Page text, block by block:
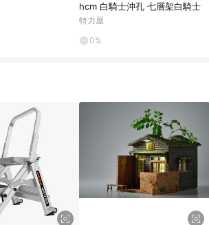
hcm 白騎士沖孔 七層架白騎士
特力屋
0%